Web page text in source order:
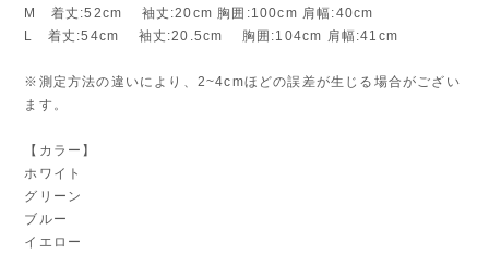
M 着丈:52cm 袖丈:20cm 胸囲:100cm 肩幅:40cm
L 着丈:54cm 袖丈:20.5cm 胸囲:104cm 肩幅:41cm
※測定方法の違いにより、2~4cmほどの誤差が生じる場合がござい
ます。
【カラー】
ホワイト
グリーン
ブルー
イエロー